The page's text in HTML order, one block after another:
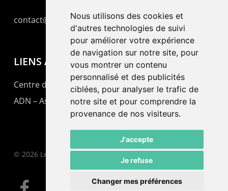
Nous utilisons des cookies et
d'autres technologies de suivi
pour améliorer votre expérience
de navigation sur notre site, pour
vous montrer un contenu
personnalisé et des publicités
ciblées, pour analyser le trafic de
notre site et pour comprendre la
provenance de nos visiteurs.
J'accepte
Je refuse
Changer mes préférences
contact@lepommier.ch
LIENS AMIS
Centre de culture ABC
ADN – Association Danse Neuchâtel
© 2026 Le Pommier.
facebook email